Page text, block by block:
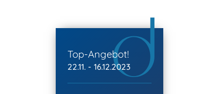
Top-Angebot!
22.11. - 16.12.2023